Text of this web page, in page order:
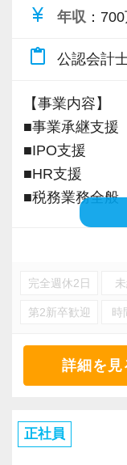
currency_yen 年収 ：
content_paste 公認会計
【事業内容】
■事業承継支援
■IPO支援
■HR支援
■税務業務全般
完全週休2日
第2新卒歓迎 時
詳細を見
正社員